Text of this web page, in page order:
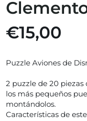
€15,00
Puzzle Aviones de
2 puzzle de 20 piezas
los más pequeños
montándolos.
Características de